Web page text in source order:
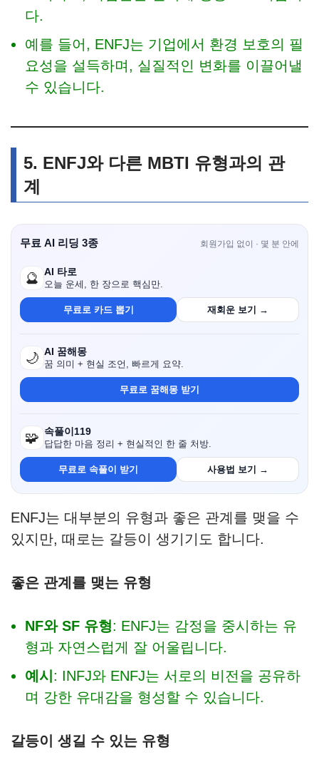
다.
예를 들어, ENFJ는 기업에서 환경 보호의 필
요성을 설득하며, 실질적인 변화를 이끌어낼
수 있습니다.
5. ENFJ와 다른 MBTI 유형과의 관
계
무료 AI 리딩 3종 회원가입 없이 · 몇 분 안에
🔮 AI 타로
오늘 운세, 한 장으로 핵심만.
무료로 카드 뽑기 재회운 보기 →
🌙 AI 꿈해몽
꿈 의미 + 현실 조언, 빠르게 요약.
무료로 꿈해몽 받기
🧩 속풀이119
답답한 마음 정리 + 현실적인 한 줄 처방.
무료로 속풀이 받기 사용법 보기 →
ENFJ는 대부분의 유형과 좋은 관계를 맺을 수
있지만, 때로는 갈등이 생기기도 합니다.
좋은 관계를 맺는 유형
NF와 SF 유형: ENFJ는 감정을 중시하는 유
형과 자연스럽게 잘 어울립니다.
예시 : INFJ와 ENFJ는 서로의 비전을 공유하
며 강한 유대감을 형성할 수 있습니다.
갈등이 생길 수 있는 유형